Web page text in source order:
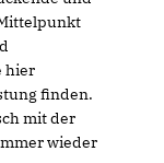
hier
finden.
mit der
wieder